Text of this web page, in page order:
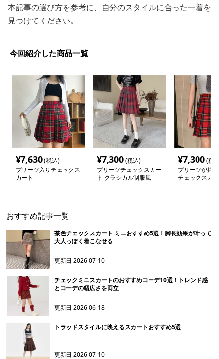
本記事の選び方を参考に、自分のスタイルに合った一着を
見つけてください。
今回紹介した商品一覧
¥7,630(税込)
プリーツ入りチェックス
カート
¥7,300(税込)
プリーツチェックスカー
ト クラシカル制服風
¥7,300(税
プリーツが揺
チェックスカ
おすすめ記事一覧
茶色チェックスカート ミニおすすめ5選！脚長効果が叶って
大人っぽく着こなせる
更新日2026-07-10
チェックミニスカートのおすすめコーデ10選！トレンド感
とコーデの幅広さを両立
更新日2026-06-18
トラッドスタイルに映えるスカートおすすめ5選
更新日2026-07-10